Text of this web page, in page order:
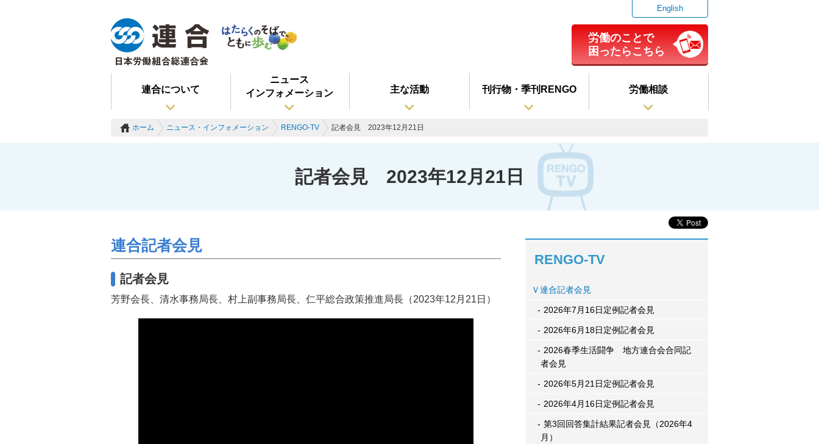
English
労働のことで
困ったらこちら
連合について
ニュース
インフォメーション
主な活動 刊行物・季刊RENGO 労働相談
ホーム ニュース・インフォメーション RENGO-TV 記者会見 2023年12月21日
記者会見 2023年12月21日
連合記者会見
記者会見
芳野会長、清水事務局長、村上副事務局長、仁平総合政策推進局長（2023年12月21日）
RENGO-TV
連合記者会見
2026年7月16日定例記者会見
2026年6月18日定例記者会見
2026春季生活闘争 地方連合会合同記
者会見
2026年5月21日定例記者会見
2026年4月16日定例記者会見
第3回回答集計結果記者会見（2026年4
月）